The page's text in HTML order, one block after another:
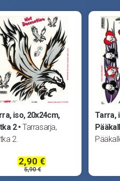
iso, 20x24cm,
2
Tarrasarja,
2.
2,90 €
5,90 €
Tarra,